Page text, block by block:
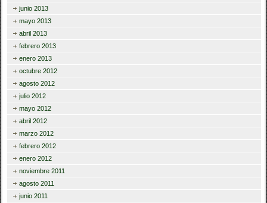
junio 2013
mayo 2013
abril 2013
febrero 2013
enero 2013
octubre 2012
agosto 2012
julio 2012
mayo 2012
abril 2012
marzo 2012
febrero 2012
enero 2012
noviembre 2011
agosto 2011
junio 2011